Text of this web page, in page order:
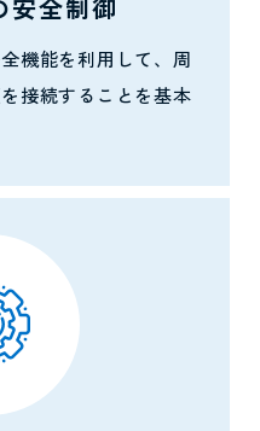
安全制御
機能を利用して、周
接続することを基本